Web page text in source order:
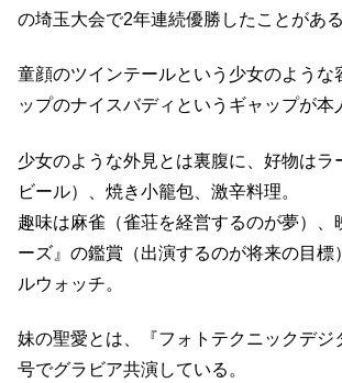
の埼玉大会で2年連続優勝したことがある
童顔のツインテールという少女のような
ップのナイスバディというギャップが本
少女のような外見とは裏腹に、好物はラ
ビール）、焼き小籠包、激辛料理。
趣味は麻雀（雀荘を経営するのが夢）、
ーズ』の鑑賞（出演するのが将来の目標
ルウォッチ。
妹の聖愛とは、『フォトテクニックデジ
号でグラビア共演している。